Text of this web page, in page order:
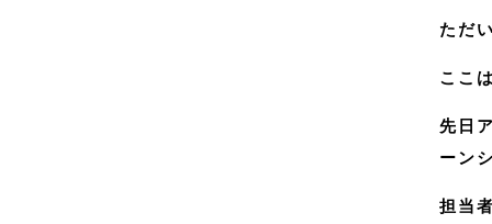
ただ
ここ
先日
ーン
担当